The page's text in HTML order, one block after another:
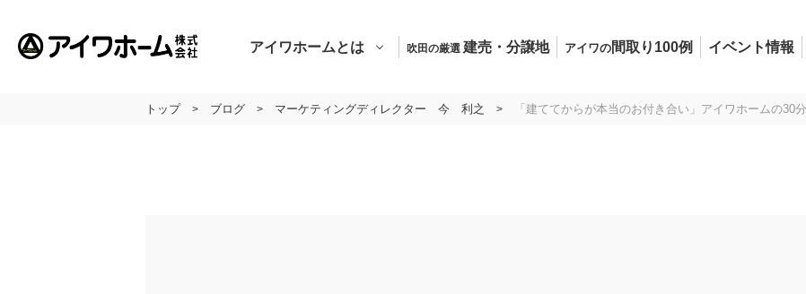
アイワホームとは 吹田の厳選 建売・分譲地 アイワの間取り100例 イベント情報
トップ > ブログ > マーケティングディレクター 今 利之 > 「建ててからが本当のお付き合い」アイワホームの30